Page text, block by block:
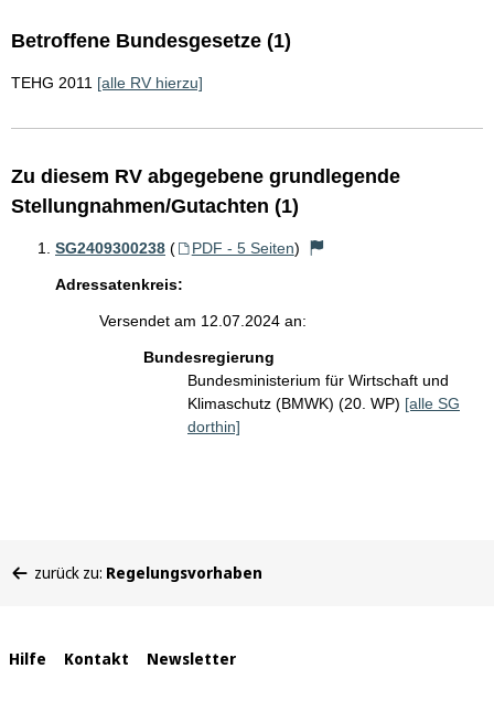
Betroffene Bundesgesetze (1)
TEHG 2011 [alle RV hierzu]
Zu diesem RV abgegebene grundlegende
Stellungnahmen/Gutachten (1)
SG2409300238 ( PDF - 5 Seiten)
Adressatenkreis:
Versendet am 12.07.2024 an:
Bundesregierung
Bundesministerium für Wirtschaft und
Klimaschutz (BMWK) (20. WP) [alle SG
dorthin]
befinden
zurück zu: Regelungsvorhaben
Interne
Hilfe Kontakt Newsletter